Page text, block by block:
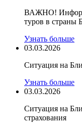
ВАЖНО!
туров в страны
Узнать больше
03.03.2026
Ситуация на
Узнать больше
03.03.2026
Ситуация на
страхования